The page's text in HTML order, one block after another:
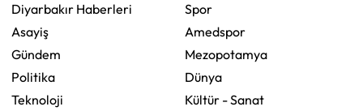
Diyarbakır Haberleri
Asayiş
Gündem
Politika
Teknoloji
Spor
Amedspor
Mezopotamya
Dünya
Kültür - Sanat